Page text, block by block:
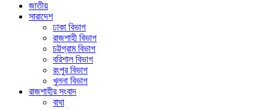
জাতীয়
সারাদেশ
ঢাকা বিভাগ
রাজশাহী বিভাগ
চট্টগ্রাম বিভাগ
বরিশাল বিভাগ
রংপুর বিভাগ
খুলনা বিভাগ
রাজশাহীর সংবাদ
বাঘা